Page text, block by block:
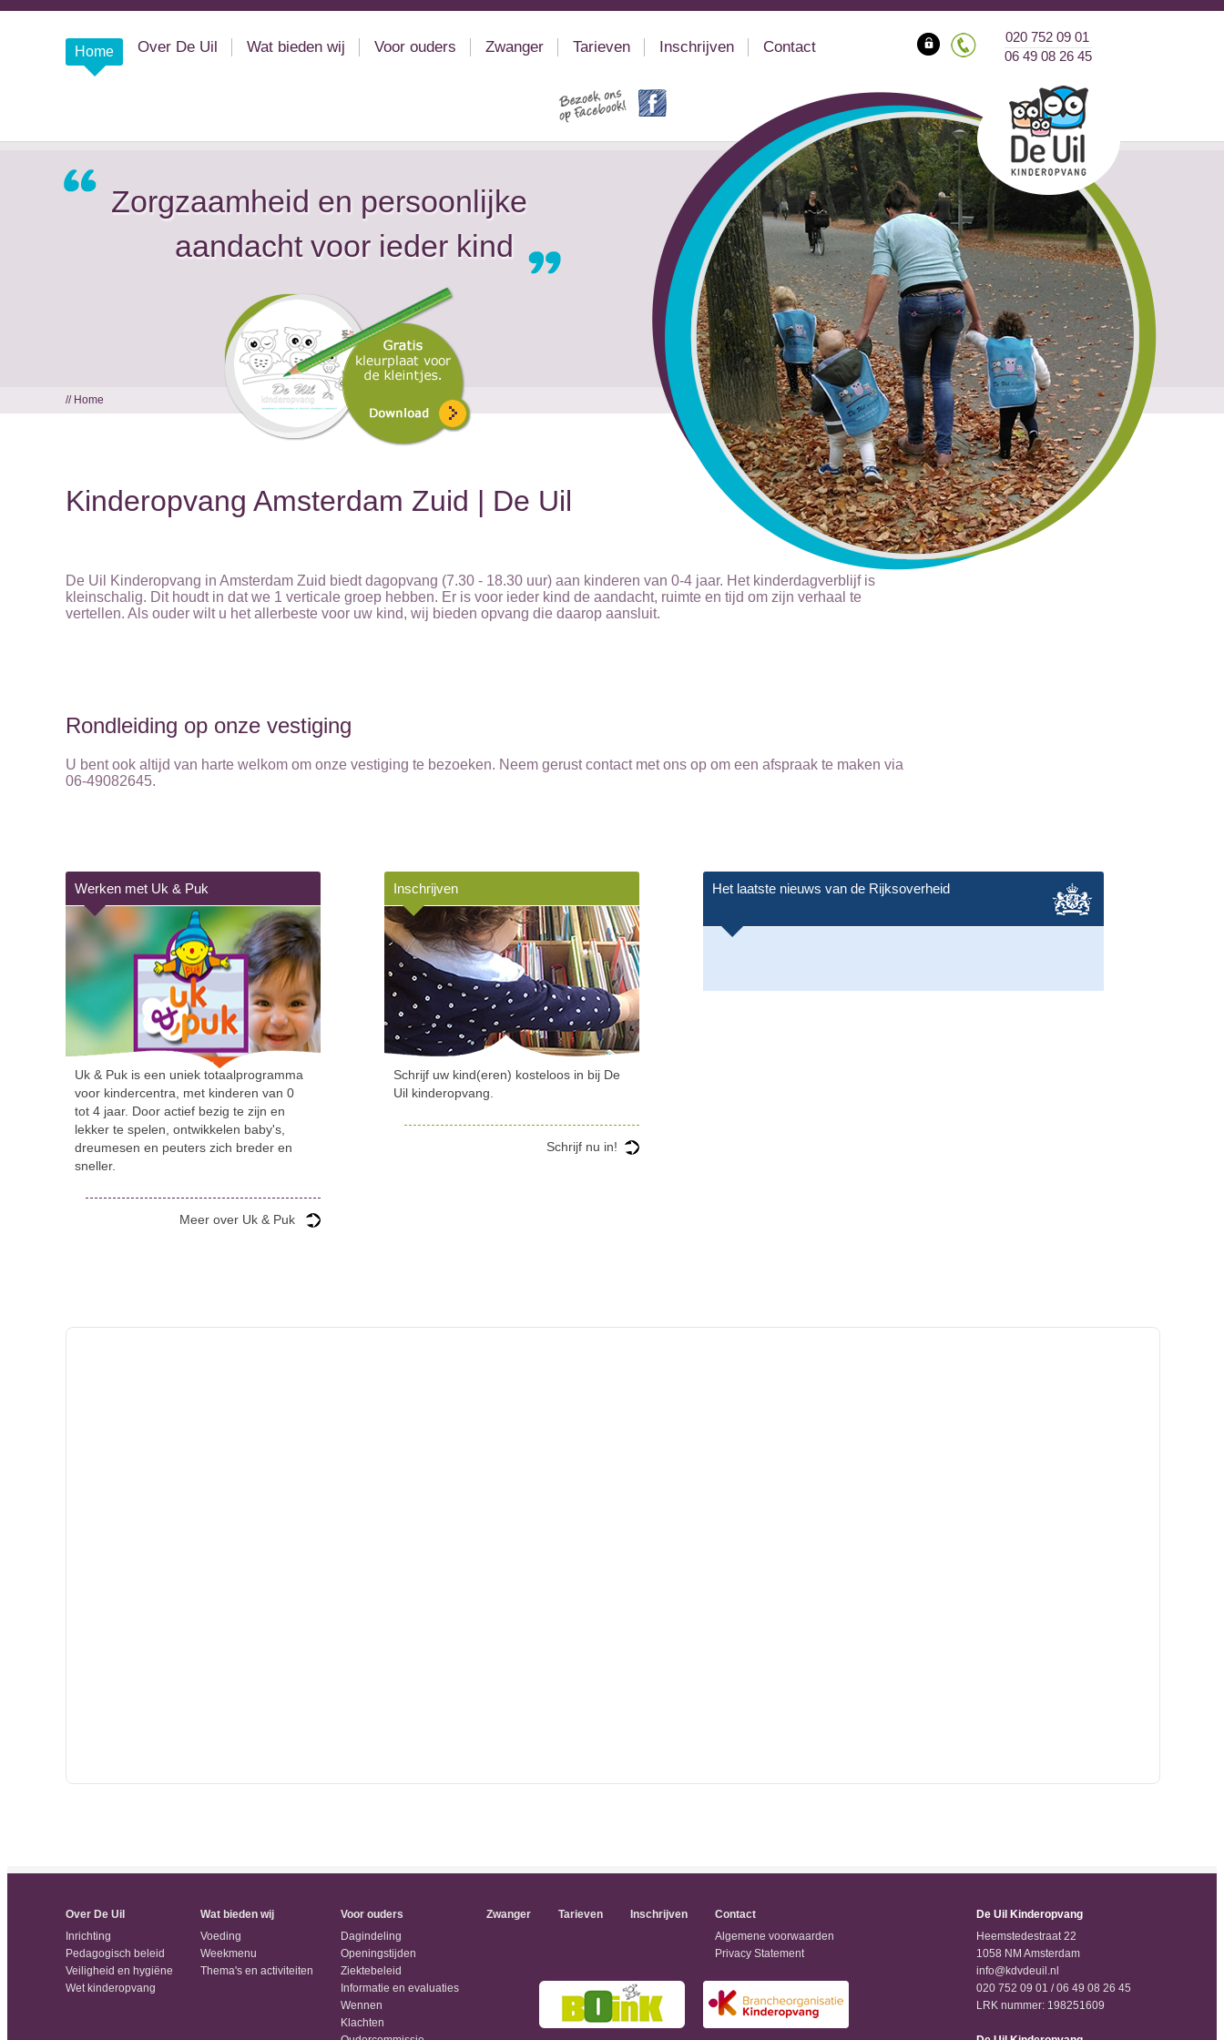
020 752 09 01
06 49 08 26 45
Home Over De Uil Wat bieden wij Voor ouders Zwanger Tarieven Inschrijven Contact
Zorgzaamheid en persoonlijke
aandacht voor ieder kind
// Home
Kinderopvang Amsterdam Zuid | De Uil
De Uil Kinderopvang in Amsterdam Zuid biedt dagopvang (7.30 - 18.30 uur) aan kinderen van 0-4 jaar. Het kinderdagverblijf is
kleinschalig. Dit houdt in dat we 1 verticale groep hebben. Er is voor ieder kind de aandacht, ruimte en tijd om zijn verhaal te
vertellen. Als ouder wilt u het allerbeste voor uw kind, wij bieden opvang die daarop aansluit.
Rondleiding op onze vestiging
U bent ook altijd van harte welkom om onze vestiging te bezoeken. Neem gerust contact met ons op om een afspraak te maken via
06-49082645.
Werken met Uk & Puk
Uk & Puk is een uniek totaalprogramma
voor kindercentra, met kinderen van 0
tot 4 jaar. Door actief bezig te zijn en
lekker te spelen, ontwikkelen baby's,
dreumesen en peuters zich breder en
sneller.
Meer over Uk & Puk
Inschrijven
Schrijf uw kind(eren) kosteloos in bij De
Uil kinderopvang.
Schrijf nu in!
Het laatste nieuws van de Rijksoverheid
Over De Uil
Inrichting
Pedagogisch beleid
Veiligheid en hygiëne
Wet kinderopvang
Wat bieden wij
Voeding
Weekmenu
Thema's en activiteiten
Voor ouders
Dagindeling
Openingstijden
Ziektebeleid
Informatie en evaluaties
Wennen
Klachten
Zwanger Tarieven Inschrijven
Contact
Algemene voorwaarden
Privacy Statement
De Uil Kinderopvang
Heemstedestraat 22
1058 NM Amsterdam
info@kdvdeuil.nl
020 752 09 01 / 06 49 08 26 45
LRK nummer: 198251609